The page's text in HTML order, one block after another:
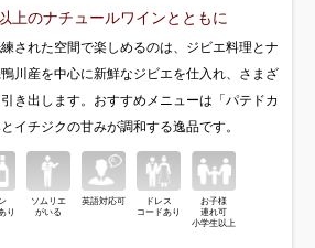
上のナチュールワインとともに
された空間で楽しめるのは、ジビエ料理とナ
川産を中心に新鮮なジビエを仕入れ、さまざ
き出します。おすすめメニューは「パテドカ
イチジクの甘みが調和する逸品です。
り
ソムリエ
がいる
英語対応可
ドレス
コードあり
お子様
連れ可
小学生以上